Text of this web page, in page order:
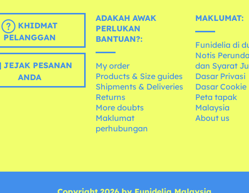
KHIDMAT
PELANGGAN
JEJAK PESANAN
ANDA
ADAKAH AWAK
PERLUKAN
BANTUAN?:
My order
Products & Size guides
Shipments & Deliveries
Returns
More doubts
Maklumat
perhubungan
MAKLUMAT:
Funidelia di
Notis
dan Syarat
Dasar Privasi
Dasar Cookie
Peta tapak
Malaysia
About us